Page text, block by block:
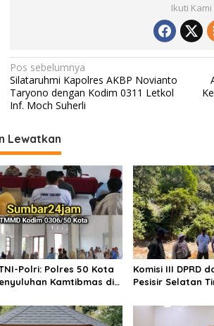
n
P
o
k
p
p
y
Li
n
k
Ikuti Kami
N
a
v
i
g
a
s
i
p
o
s
Pos sebelumnya
Silataruhmi Kapolres AKBP Novianto
Taryono dengan Kodim 0311 Letkol
Inf. Moch Suherli
Lewatkan
Polri: Polres 50 Kota
Kamtibmas di
Komisi III DPRD
Pesisir Selatan
Pancung Tebal